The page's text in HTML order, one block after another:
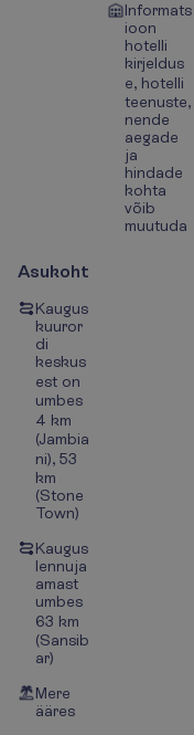
Informats
ioon
hotelli
kirjeldus
e, hotelli
teenuste,
nende
aegade
ja
hindade
kohta
võib
muutuda
Asukoht
Kaugus
kuuror
di
keskus
est on
umbes
4 km
(Jambia
ni), 53
km
(Stone
Town)
Kaugus
lennuja
amast
umbes
63 km
(Sansib
ar)
Mere
ääres